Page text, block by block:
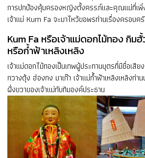
การปกป้องคุ้มครองหญิงตั้งครรภ์และคุณแม่ที่เ
เจ้าแม่ Kum Fa จะมาไหว้ขอพรท่านเรื่องครอบค
Kum Fa หรือเจ้าแม่ดอกไม้ทอง กิมฮั้
หรือก้ำฟ้าเหลิงเหลิง
เจ้าแม่ดอกไม้ทองเป็นเทพผู้ประทานบุตรที่มีชื่อเสีย
กวางตุ้ง ฮ่องกง มาเก๊า เจ้าแม่ก้ำฟ้าเหลิงเหลิงท่
ฝั่งขวาของเจ้าแม่ทับทิมองค์ประธาน